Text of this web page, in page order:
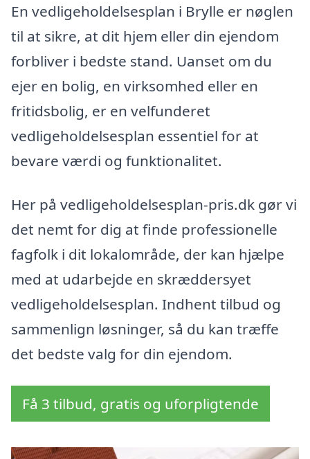
En vedligeholdelsesplan i Brylle er nøglen
til at sikre, at dit hjem eller din ejendom
forbliver i bedste stand. Uanset om du
ejer en bolig, en virksomhed eller en
fritidsbolig, er en velfunderet
vedligeholdelsesplan essentiel for at
bevare værdi og funktionalitet.
Her på vedligeholdelsesplan-pris.dk gør vi
det nemt for dig at finde professionelle
fagfolk i dit lokalområde, der kan hjælpe
med at udarbejde en skræddersyet
vedligeholdelsesplan. Indhent tilbud og
sammenlign løsninger, så du kan træffe
det bedste valg for din ejendom.
Få 3 tilbud, gratis og uforpligtende